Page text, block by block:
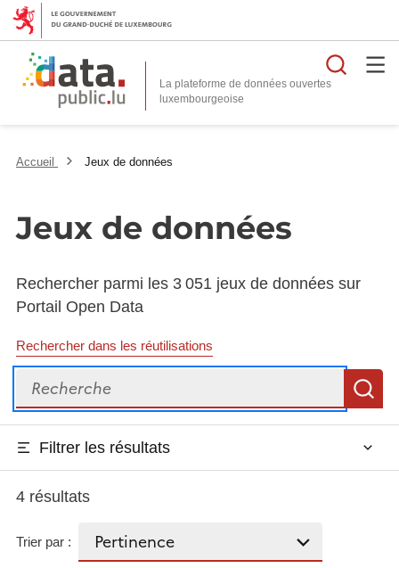
La plateforme de données ouvertes
Accueil Jeux de données
Jeux de données
Rechercher parmi les 3 051 jeux de données sur
Portail Open Data
Rechercher dans les réutilisations
Recherche
Filtrer les résultats
4 résultats
Trier par :